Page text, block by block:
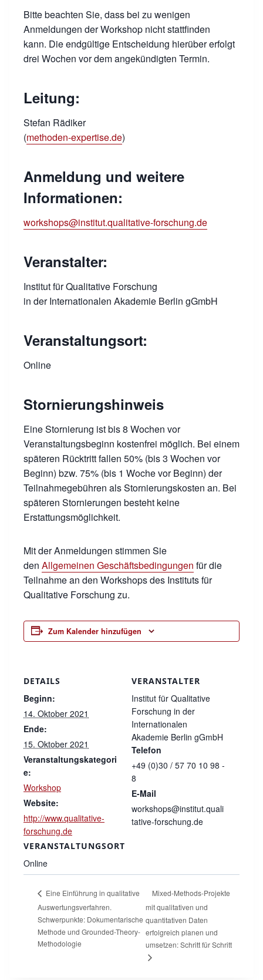
Bitte beachten Sie, dass bei zu wenigen
Anmeldungen der Workshop nicht stattfinden
kann. Die endgültige Entscheidung hierüber erfolgt
drei Wochen vor dem angekündigten Termin.
Leitung:
Stefan Rädiker
(methoden-expertise.de)
Anmeldung und weitere
Informationen:
workshops@institut.qualitative-forschung.de
Veranstalter:
Institut für Qualitative Forschung
in der Internationalen Akademie Berlin gGmbH
Veranstaltungsort:
Online
Stornierungshinweis
Eine Stornierung ist bis 8 Wochen vor
Veranstaltungsbeginn kostenfrei möglich. Bei einem
späteren Rücktritt fallen 50% (bis 3 Wochen vor
Beginn) bzw. 75% (bis 1 Woche vor Beginn) der
Teilnahmegebühren als Stornierungskosten an. Bei
späteren Stornierungen besteht keine
Erstattungsmöglichkeit.
Mit der Anmeldungen stimmen Sie
den Allgemeinen Geschäftsbedingungen für die
Teilnahme an den Workshops des Instituts für
Qualitative Forschung zu.
Zum Kalender hinzufügen
DETAILS
Beginn:
14. Oktober 2021
Ende:
15. Oktober 2021
Veranstaltungskategori
e:
Workshop
Website:
http://www.qualitative-
forschung.de
VERANSTALTUNGSORT
Online
VERANSTALTER
Institut für Qualitative
Forschung in der
Internationalen
Akademie Berlin gGmbH
Telefon
+49 (0)30 / 57 70 10 98 -
8
E-Mail
workshops@institut.quali
tative-forschung.de
Eine Einführung in qualitative
Auswertungsverfahren.
Schwerpunkte: Dokumentarische
Methode und Grounded-Theory-
Methodologie
Mixed-Methods-Projekte
mit qualitativen und
quantitativen Daten
erfolgreich planen und
umsetzen: Schritt für Schritt